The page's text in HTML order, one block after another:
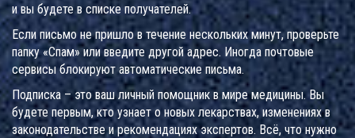
и вы будете в списке получателей.
Если письмо не пришло в течение нескольких минут, проверьте
папку «Спам» или введите другой адрес. Иногда почтовые
сервисы блокируют автоматические письма.
Подписка – это ваш личный помощник в мире медицины. Вы
будете первым, кто узнает о новых лекарствах, изменениях в
законодательстве и рекомендациях экспертов. Всё, что нужно